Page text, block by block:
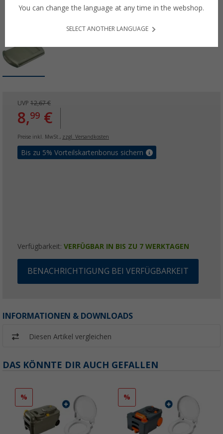
UVP 12,67 €
8,99 €
Preise inkl. MwSt., zzgl. Versandkosten
Bis zu 5% Vorteilskartenbonus sichern
Verfügbarkeit: VERFÜGBAR IN BIS ZU 7 WERKTAGEN
BENACHRICHTIGUNG BEI VERFÜGBARKEIT
INFORMATIONEN & DOWNLOADS
Diesen Artikel vergleichen
DAS KÖNNTE DIR AUCH GEFALLEN
% %
You can change the language at any time in the webshop.
SELECT ANOTHER LANGUAGE